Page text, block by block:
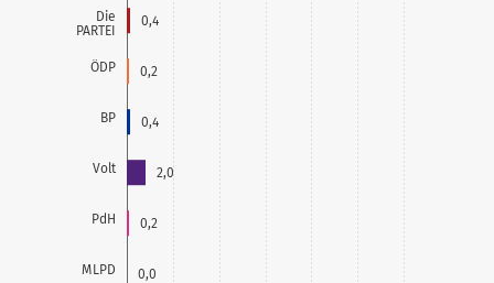
Die
PARTEI
ÖDP
BP
Volt
PdH
MLPD
0,4
0,2
0,4
2,0
0,2
0,0